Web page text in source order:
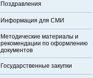
Поздравления
Информация для СМИ
Методические материалы и
рекомендации по оформлению
документов
Государственные закупки